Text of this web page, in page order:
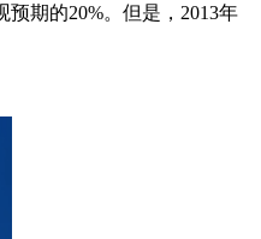
期的20%。但是，2013年